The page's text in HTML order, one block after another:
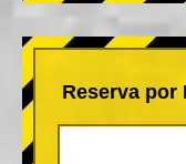
Reserva por